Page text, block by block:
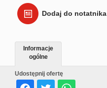
Dodaj do notatnika
Udostępnij ofertę
Informacje
ogólne